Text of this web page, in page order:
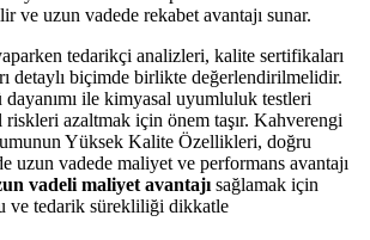
ve uzun vadede rekabet avantajı sunar.
tedarikçi analizleri, kalite sertifikaları
detaylı biçimde birlikte değerlendirilmelidir.
dayanımı ile kimyasal uyumluluk testleri
azaltmak için önem taşır. Kahverengi
Yüksek Kalite Özellikleri, doğru
uzun vadede maliyet ve performans avantajı
vadeli maliyet avantajı sağlamak için
ve tedarik sürekliliği dikkatle